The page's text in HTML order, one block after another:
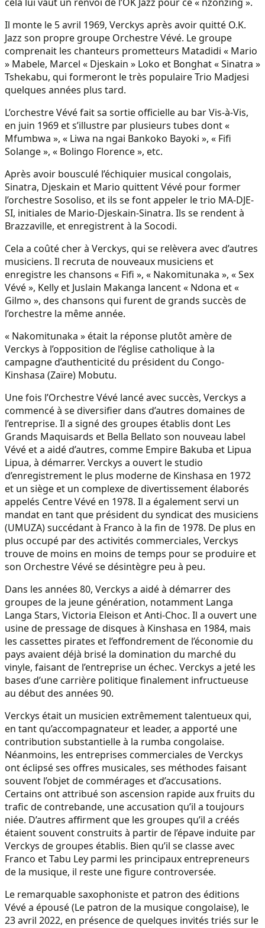
Il monte le 5 avril 1969, Verckys après avoir quitté O.K.
Jazz son propre groupe Orchestre Vévé. Le groupe
comprenait les chanteurs prometteurs Matadidi « Mario
» Mabele, Marcel « Djeskain » Loko et Bonghat « Sinatra »
Tshekabu, qui formeront le très populaire Trio Madjesi
quelques années plus tard.
L’orchestre Vévé fait sa sortie officielle au bar Vis-à-Vis,
en juin 1969 et s’illustre par plusieurs tubes dont «
Mfumbwa », « Liwa na ngai Bankoko Bayoki », « Fifi
Solange », « Bolingo Florence », etc.
Après avoir bousculé l’échiquier musical congolais,
Sinatra, Djeskain et Mario quittent Vévé pour former
l’orchestre Sosoliso, et ils se font appeler le trio MA-DJE-
SI, initiales de Mario-Djeskain-Sinatra. Ils se rendent à
Brazzaville, et enregistrent à la Socodi.
Cela a coûté cher à Verckys, qui se relèvera avec d’autres
musiciens. Il recruta de nouveaux musiciens et
enregistre les chansons « Fifi », « Nakomitunaka », « Sex
Vévé », Kelly et Juslain Makanga lancent « Ndona et «
Gilmo », des chansons qui furent de grands succès de
l’orchestre la même année.
« Nakomitunaka » était la réponse plutôt amère de
Verckys à l’opposition de l’église catholique à la
campagne d’authenticité du président du Congo-
Kinshasa (Zaïre) Mobutu.
Une fois l’Orchestre Vévé lancé avec succès, Verckys a
commencé à se diversifier dans d’autres domaines de
l’entreprise. Il a signé des groupes établis dont Les
Grands Maquisards et Bella Bellato son nouveau label
Vévé et a aidé d’autres, comme Empire Bakuba et Lipua
Lipua, à démarrer. Verckys a ouvert le studio
d’enregistrement le plus moderne de Kinshasa en 1972
et un siège et un complexe de divertissement élaborés
appelés Centre Vévé en 1978. Il a également servi un
mandat en tant que président du syndicat des musiciens
(UMUZA) succédant à Franco à la fin de 1978. De plus en
plus occupé par des activités commerciales, Verckys
trouve de moins en moins de temps pour se produire et
son Orchestre Vévé se désintègre peu à peu.
Dans les années 80, Verckys a aidé à démarrer des
groupes de la jeune génération, notamment Langa
Langa Stars, Victoria Eleison et Anti-Choc. Il a ouvert une
usine de pressage de disques à Kinshasa en 1984, mais
les cassettes pirates et l’effondrement de l’économie du
pays avaient déjà brisé la domination du marché du
vinyle, faisant de l’entreprise un échec. Verckys a jeté les
bases d’une carrière politique finalement infructueuse
au début des années 90.
Verckys était un musicien extrêmement talentueux qui,
en tant qu’accompagnateur et leader, a apporté une
contribution substantielle à la rumba congolaise.
Néanmoins, les entreprises commerciales de Verckys
ont éclipsé ses offres musicales, ses méthodes faisant
souvent l’objet de commérages et d’accusations.
Certains ont attribué son ascension rapide aux fruits du
trafic de contrebande, une accusation qu’il a toujours
niée. D’autres affirment que les groupes qu’il a créés
étaient souvent construits à partir de l’épave induite par
Verckys de groupes établis. Bien qu’il se classe avec
Franco et Tabu Ley parmi les principaux entrepreneurs
de la musique, il reste une figure controversée.
Le remarquable saxophoniste et patron des éditions
Vévé a épousé (Le patron de la musique congolaise), le
23 avril 2022, en présence de quelques invités triés sur le